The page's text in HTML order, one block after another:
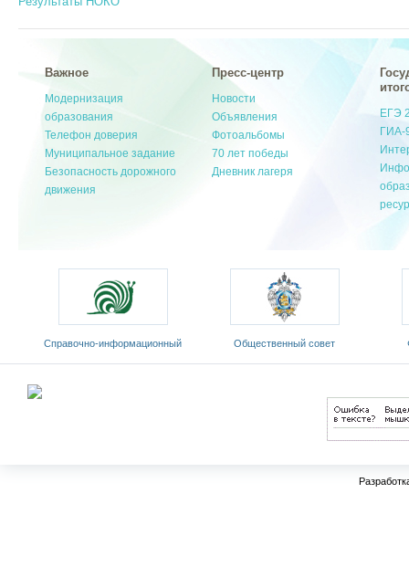
Важное
Модернизация
образования
Телефон доверия
Муниципальное задание
Безопасность дорожного
движения
Пресс-центр
Новости
Объявления
Фотоальбомы
70 лет победы
Дневник лагеря
ЕГЭ
ГИА-
Cправочно-информационный
портал «Русский язык»
Общественный совет
Министерства образования и